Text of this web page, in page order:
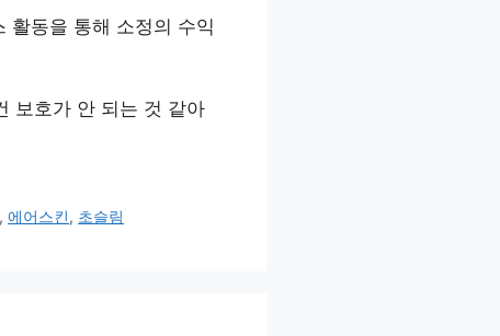
활동을 통해 소정의 수익
보호가 안 되는 것 같아
,에어스킨, 초슬림